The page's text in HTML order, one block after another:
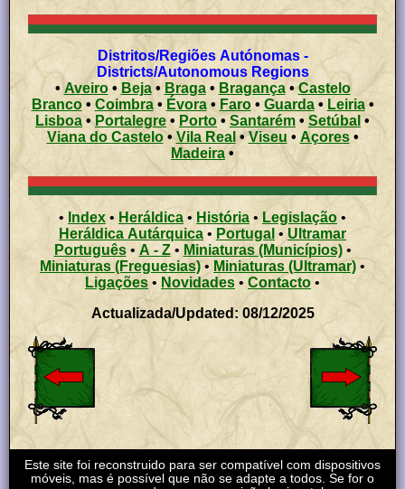
Distritos/Regiões Autónomas -
Districts/Autonomous Regions
• Aveiro• Beja• Braga• Bragança•Castelo
Branco• Coimbra• Évora• Faro• Guarda• Leiria•
Lisboa• Portalegre• Porto• Santarém • Setúbal •
Viana do Castelo•Vila Real •Viseu • Açores •
Madeira •
• Index • Heráldica • História • Legislação •
Heráldica Autárquica • Portugal • Ultramar
Português• A - Z• Miniaturas (Municípios)•
Miniaturas (Freguesias)•Miniaturas (Ultramar) •
Ligações • Novidades • Contacto •
Actualizada/Updated: 08/12/2025
Este site foi reconstruido para ser compatível com dispositivos
móveis, mas é possível que não se adapte a todos. Se for o